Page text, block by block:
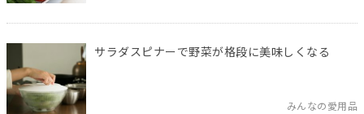
サラダスピナーで野菜が格段に美味しくなる
みんなの愛用品